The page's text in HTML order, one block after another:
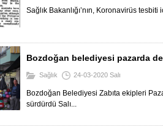
Sağlık Bakanlığı’nın, Koronavirüs
Bozdoğan belediyesi pazarda
Sağlık 24-03-2020 Salı
Bozdoğan Belediyesi Zabıta ekipleri
sürdürdü Salı...